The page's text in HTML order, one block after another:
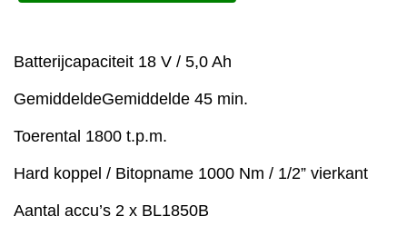
Batterijcapaciteit 18 V / 5,0 Ah
GemiddeldeGemiddelde 45 min.
Toerental 1800 t.p.m.
Hard koppel / Bitopname 1000 Nm / 1/2” vierkant
Aantal accu’s 2 x BL1850B